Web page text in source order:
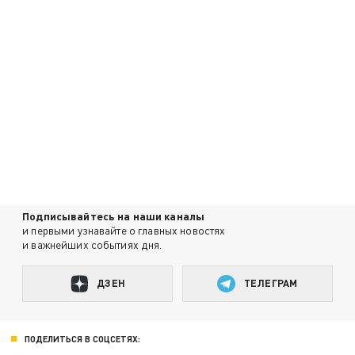
Подписывайтесь на наши каналы
и первыми узнавайте о главных новостях
и важнейших событиях дня.
ДЗЕН ТЕЛЕГРАМ
ПОДЕЛИТЬСЯ В СОЦСЕТЯХ: